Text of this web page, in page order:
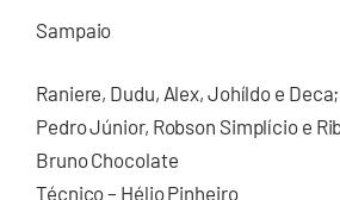
Sampaio
Raniere, Dudu, Alex, Johíldo e
Pedro Júnior, Robson Simplício e
Bruno Chocolate
Técnico – Hélio Pinheiro